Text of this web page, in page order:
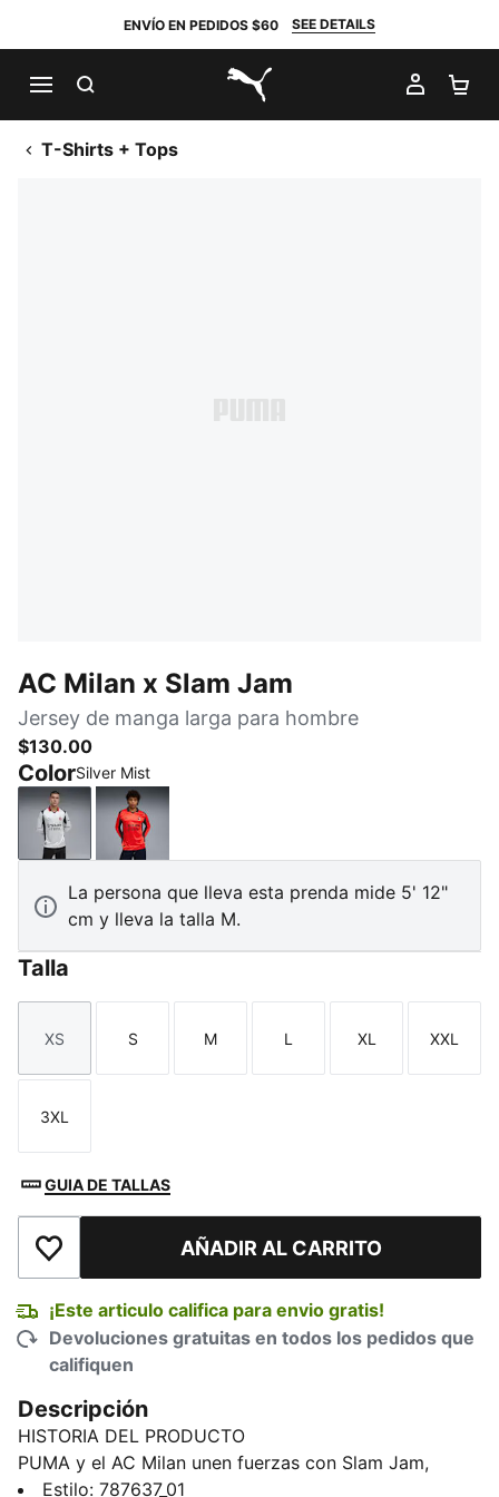
ENVÍO EN PEDIDOS $60 SEE DETAILS
PUMA.com
MI
T-Shirts + Tops
AC Milan x Slam Jam
Jersey de manga larga para hombre
$130.00
ColorSilver Mist
Silver MistFor All Time Red
La persona que lleva esta prenda mide 5' 12"
cm y lleva la talla M.
Talla
Talla
XS
Talla
S
Talla
M
Talla
L
Talla
XL
Talla
XXL
Talla
3XL
GUIA DE TALLAS
Añadir a la lista de deseosAÑADIR AL CARRITO
¡Este articulo califica para envio gratis!
Devoluciones gratuitas en todos los pedidos que
califiquen
Descripción
HISTORIA DEL PRODUCTO
PUMA y el AC Milan unen fuerzas con Slam Jam,
pioneros de la cultura urbana italiana, para crear una
Estilo: 787637_01